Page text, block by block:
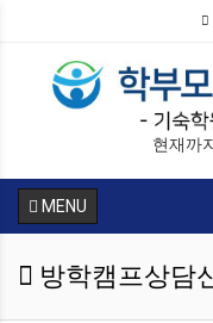
현재까
MENU
방학캠프상담